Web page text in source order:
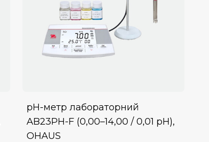
pH-метр лабораторний
AB23PH-F (0,00–14,00 / 0,01 pH),
OHAUS